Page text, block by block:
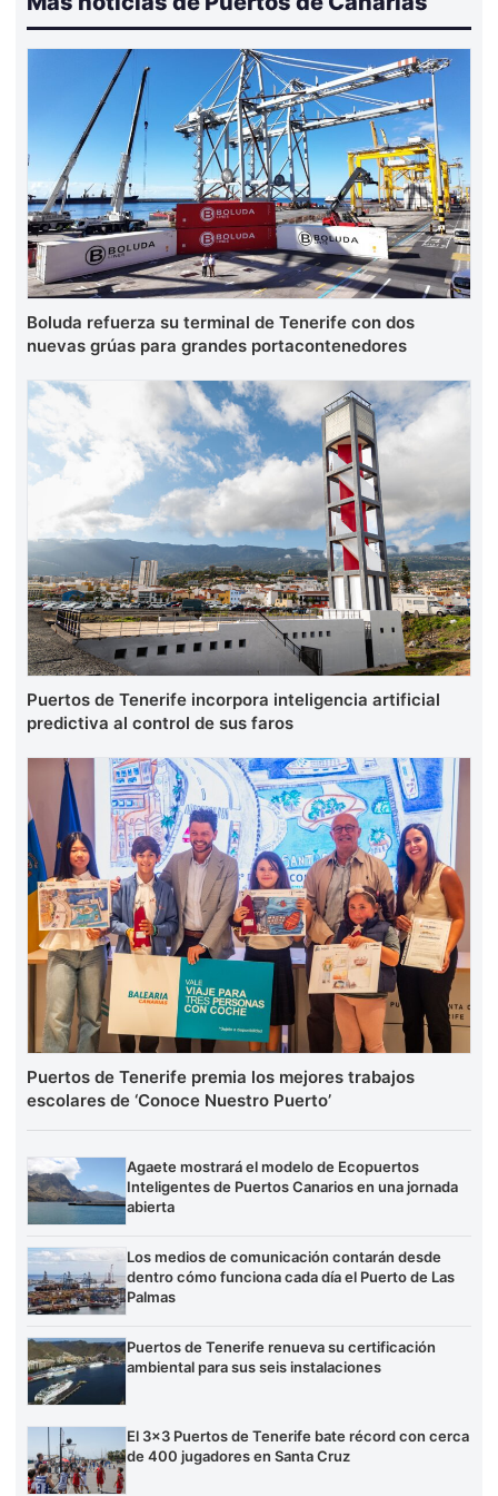
Boluda refuerza su terminal de Tenerife con dos
nuevas grúas para grandes portacontenedores
Puertos de Tenerife incorpora inteligencia artificial
predictiva al control de sus faros
Puertos de Tenerife premia los mejores trabajos
escolares de ‘Conoce Nuestro Puerto’
Agaete mostrará el modelo de Ecopuertos
Inteligentes de Puertos Canarios en una jornada
abierta
Los medios de comunicación contarán desde
dentro cómo funciona cada día el Puerto de Las
Palmas
Puertos de Tenerife renueva su certificación
ambiental para sus seis instalaciones
El 3×3 Puertos de Tenerife bate récord con cerca
de 400 jugadores en Santa Cruz